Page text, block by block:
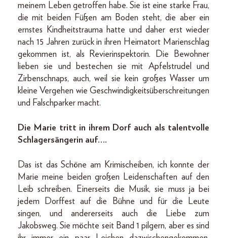
meinem Leben getroffen habe. Sie ist eine starke Frau,
die mit beiden Füßen am Boden steht, die aber ein
ernstes Kindheitstrauma hatte und daher erst wieder
nach 15 Jahren zurück in ihren Heimatort Marienschlag
gekommen ist, als Revierinspektorin. Die Bewohner
lieben sie und bestechen sie mit Apfelstrudel und
Zirbenschnaps, auch, weil sie kein großes Wasser um
kleine Vergehen wie Geschwindigkeitsüberschreitungen
und Falschparker macht.
Die Marie tritt in ihrem Dorf auch als talentvolle
Schlagersängerin auf….
Das ist das Schöne am Krimischeiben, ich konnte der
Marie meine beiden großen Leidenschaften auf den
Leib schreiben. Einerseits die Musik, sie muss ja bei
jedem Dorffest auf die Bühne und für die Leute
singen, und andererseits auch die Liebe zum
Jakobsweg. Sie möchte seit Band 1 pilgern, aber es sind